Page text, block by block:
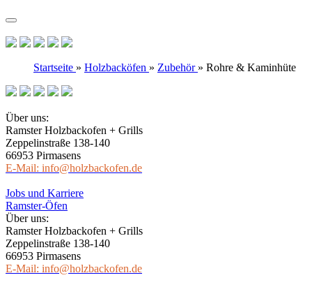
Startseite » Holzbacköfen » Zubehör » Rohre & Kaminhüte
Über uns:
Ramster Holzbackofen + Grills
Zeppelinstraße 138-140
66953 Pirmasens
E-Mail: info@holzbackofen.de
Jobs und Karriere
Ramster-Öfen
Über uns:
Ramster Holzbackofen + Grills
Zeppelinstraße 138-140
66953 Pirmasens
E-Mail: info@holzbackofen.de